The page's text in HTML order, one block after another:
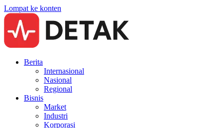
Lompat ke konten
Berita
Internasional
Nasional
Regional
Bisnis
Market
Industri
Korporasi